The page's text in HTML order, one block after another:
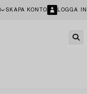
SKAPA KONTO LOGGA IN